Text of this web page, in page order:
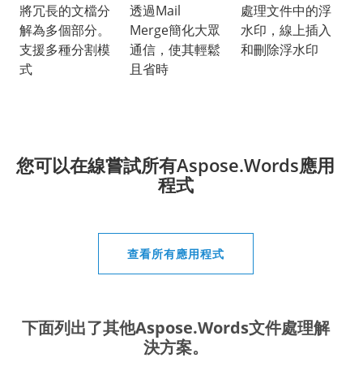
將冗長的文檔分
解為多個部分。
支援多種分割模
式
透過Mail
Merge簡化大眾
通信，使其輕鬆
且省時
處理文件中的浮
水印，線上插入
和刪除浮水印
您可以在線嘗試所有Aspose.Words應用
程式
查看所有應用程式
下面列出了其他Aspose.Words文件處理解
決方案。